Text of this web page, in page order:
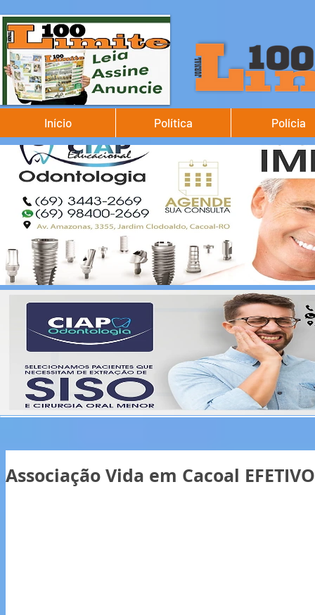
Início Política Polícia
Associação Vida em Cacoal